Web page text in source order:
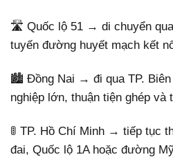
🛣️ Quốc lộ 51 → di chuyển qua
tuyến đường huyết mạch kết
🏙️ Đồng Nai → đi qua TP. Biên
nghiệp lớn, thuận tiện ghép và
🚦 TP. Hồ Chí Minh → tiếp tục
đai, Quốc lộ 1A hoặc đường